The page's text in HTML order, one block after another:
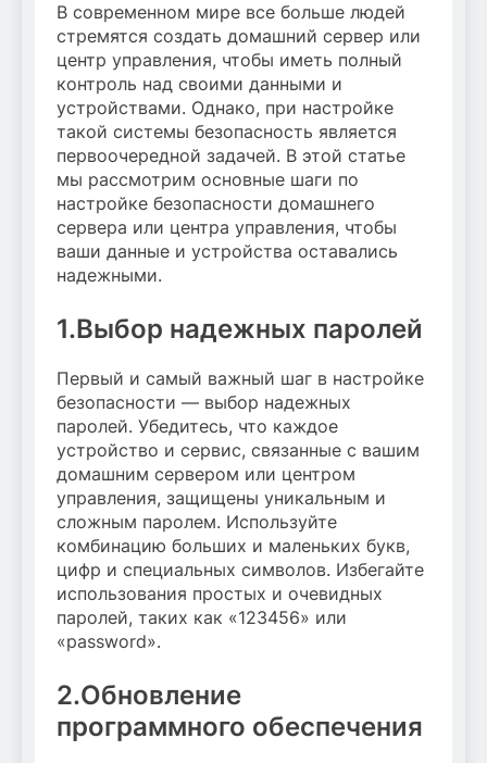
В современном мире все больше людей
стремятся создать домашний сервер или
центр управления, чтобы иметь полный
контроль над своими данными и
устройствами. Однако, при настройке
такой системы безопасность является
первоочередной задачей. В этой статье
мы рассмотрим основные шаги по
настройке безопасности домашнего
сервера или центра управления, чтобы
ваши данные и устройства оставались
надежными.
1.Выбор надежных паролей
Первый и самый важный шаг в настройке
безопасности — выбор надежных
паролей. Убедитесь, что каждое
устройство и сервис, связанные с вашим
домашним сервером или центром
управления, защищены уникальным и
сложным паролем. Используйте
комбинацию больших и маленьких букв,
цифр и специальных символов. Избегайте
использования простых и очевидных
паролей, таких как «123456» или
«password».
2.Обновление
программного обеспечения